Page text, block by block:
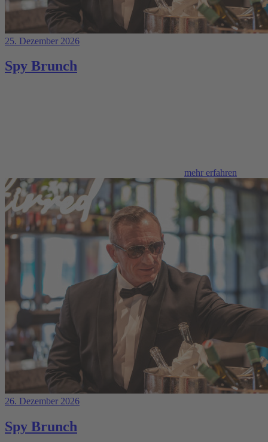
25. Dezember 2026
Spy Brunch
mehr erfahren
26. Dezember 2026
Spy Brunch